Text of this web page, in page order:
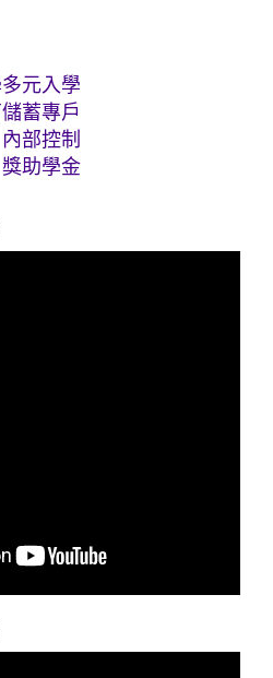
元入學
蓄專戶
內部控制
獎助學金